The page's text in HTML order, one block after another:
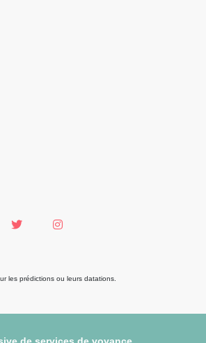
les prédictions ou leurs datations.